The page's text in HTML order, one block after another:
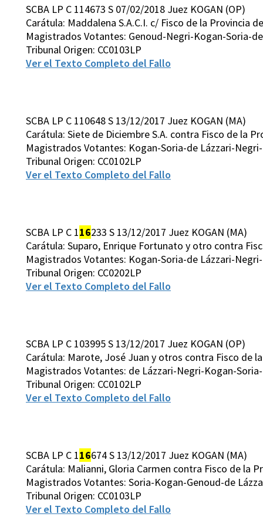
SCBA LP C 114673 S 07/02/2018 Juez KOGAN (OP)
Carátula: Maddalena S.A.C.I. c/ Fisco de la Provincia
Magistrados Votantes: Genoud-Negri-Kogan-Soria-
Tribunal Origen: CC0103LP
Ver el Texto Completo del Fallo
SCBA LP C 110648 S 13/12/2017 Juez KOGAN (MA)
Carátula: Siete de Diciembre S.A. contra Fisco de la
Magistrados Votantes: Kogan-Soria-de Lázzari-
Tribunal Origen: CC0102LP
Ver el Texto Completo del Fallo
SCBA LP C 116233 S 13/12/2017 Juez KOGAN (MA)
Carátula: Suparo, Enrique Fortunato y otro contra
Magistrados Votantes: Kogan-Soria-de Lázzari-
Tribunal Origen: CC0202LP
Ver el Texto Completo del Fallo
SCBA LP C 103995 S 13/12/2017 Juez KOGAN (OP)
Carátula: Marote, José Juan y otros contra Fisco de
Magistrados Votantes: de Lázzari-Negri-Kogan-
Tribunal Origen: CC0102LP
Ver el Texto Completo del Fallo
SCBA LP C 116674 S 13/12/2017 Juez KOGAN (MA)
Carátula: Malianni, Gloria Carmen contra Fisco de la
Magistrados Votantes: Soria-Kogan-Genoud-de
Tribunal Origen: CC0103LP
Ver el Texto Completo del Fallo